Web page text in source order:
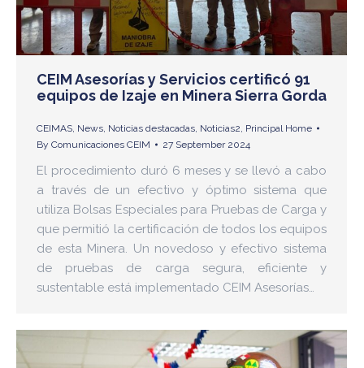
CEIM Asesorías y Servicios certificó 91
equipos de Izaje en Minera Sierra Gorda
CEIMAS News Noticias destacadas Noticias2 Principal Home
By Comunicaciones CEIM 27 September 2024
El procedimiento duró 6 meses y se llevó a cabo
a través de un efectivo y óptimo sistema que
utiliza Bolsas Especiales para Pruebas de Carga y
que permitió la certificación de todos los equipos
de esta Minera. Un novedoso y efectivo sistema
de pruebas de carga segura, eficiente y
sustentable está implementado CEIM Asesorías…